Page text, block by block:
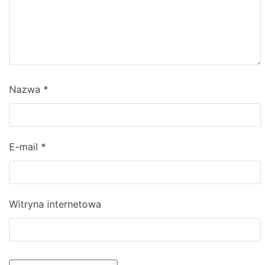
Nazwa *
E-mail *
Witryna internetowa